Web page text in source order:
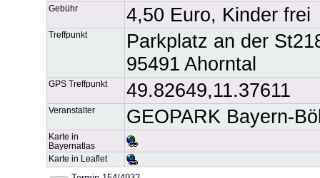
Gebühr 4,50 Euro, Kinder frei
Treffpunkt
Parkplatz an der
95491 Ahorntal
GPS Treffpunkt 49.82649,11.37611
Veranstalter GEOPARK Bayern-
Karte in
Bayernatlas
Karte in Leaflet